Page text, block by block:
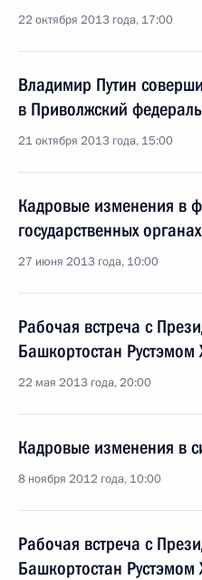
22 октября 2013 года, 17:00
Владимир Путин
в Приволжский
21 октября 2013 года, 15:00
Кадровые изменения в
государственных органах
27 июня 2013 года, 10:00
Рабочая встреча с
Башкортостан
22 мая 2013 года, 20:00
Кадровые изменения в
8 ноября 2012 года, 10:00
Рабочая встреча с
Башкортостан